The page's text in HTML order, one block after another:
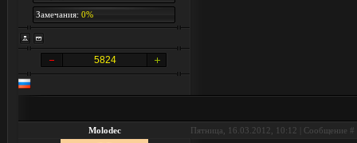
Замечания: 0%
5824
Molodec Пятница, 16.03.2012, 10:12 | Сообщение #